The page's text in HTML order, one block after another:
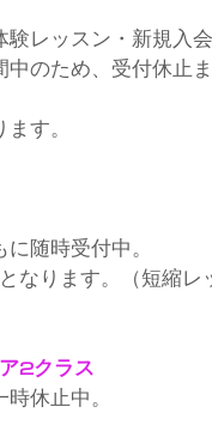
レッスン・新規入
のため、受付休止
す。
随時受付中。
ります。（短縮レ
2クラス
休止中。